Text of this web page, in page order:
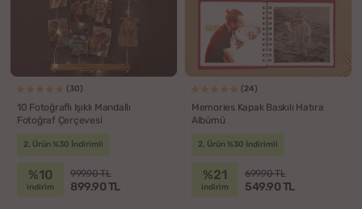
(30)
10 Fotoğraflı Işıklı Mandallı
Fotoğraf Çerçevesi
2. Ürün %30 İndirimli
%10
indirim
999.90 TL
899.90 TL
(24)
Memories Kapak Baskılı Hatıra
Albümü
2. Ürün %30 İndirimli
%21
indirim
699.90 TL
549.90 TL